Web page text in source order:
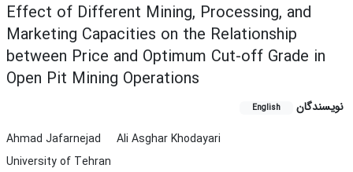
Effect of Different Mining, Processing, and
Marketing Capacities on the Relationship
between Price and Optimum Cut-off Grade in
Open Pit Mining Operations
نویسندگان English
Ahmad Jafarnejad
Ali Asghar Khodayari
University of Tehran